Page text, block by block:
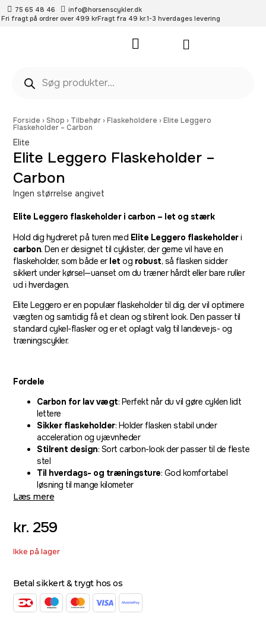
75 65 48 46
info@horsenscykler.dk
Fri fragt på ordrer over 499 krFragt fra 49 kr.1-3 hverdages levering
Forside ›Shop › Tilbehør ›Flaskeholdere ›Elite Leggero
Flaskeholder – Carbon
Elite
Elite Leggero Flaskeholder –
Carbon
Ingen størrelse angivet
Elite Leggero flaskeholder i carbon – let og stærk
Hold dig hydreret på turen med Elite Leggero flaskeholderi
carbon. Den er designet til cyklister, der gerne vil have en
flaskeholder, som både er let og robust, så flasken sidder
sikkert under kørsel—uanset om du træner hårdt eller bare ruller
ud i hverdagen.
Elite Leggero er en populær flaskeholder til dig, der vil optimere
vægten og samtidig få et clean og stilrent look. Den passer til
standard cykel-flasker og er et oplagt valg til landevejs- og
træningscykler.
Fordele
Carbon for lav vægt: Perfekt når du vil gøre cyklen lidt
lettere
Sikker flaskeholder: Holder flasken stabil under
acceleration og ujævnheder
Stilrent design: Sort carbon-look der passer til de fleste
stel
Til hverdags- og træningsture: God komfortabel
løsning til mange kilometer
Læs mere
kr. 259
Ikke på lager
Betal sikkert & trygt hos os